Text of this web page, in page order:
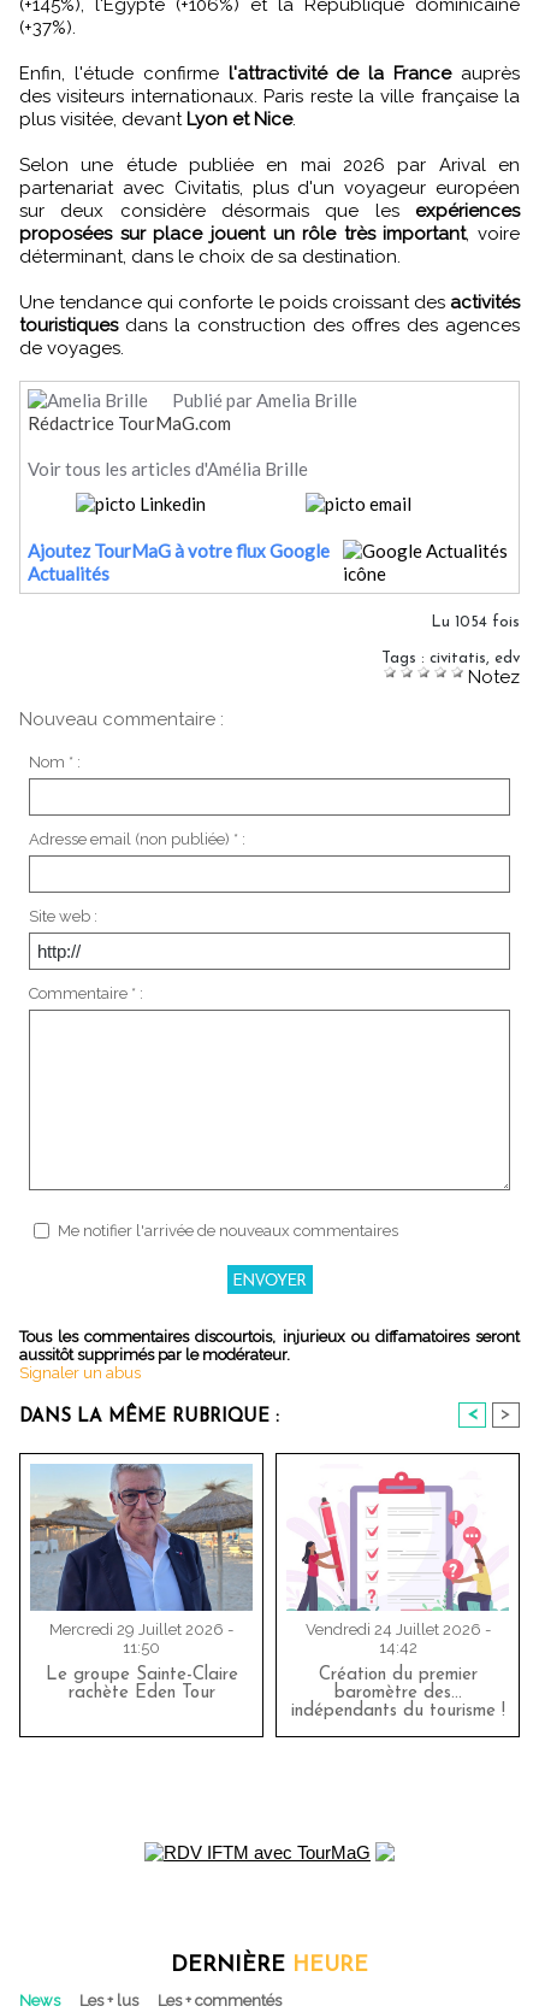
(+145%), l'Égypte (+106%) et la République dominicaine
(+37%).
Enfin, l'étude confirme l'attractivité de la Franceauprès
des visiteurs internationaux. Paris reste la ville française la
plus visitée, devant Lyon et Nice.
Selon une étude publiée en mai 2026 par Arival en
partenariat avec Civitatis, plus d'un voyageur européen
sur deux considère désormais que les expériences
proposées sur place jouent un rôle très important, voire
déterminant, dans le choix de sa destination.
Une tendance qui conforte le poids croissant des activités
touristiquesdans la construction des offres des agences
de voyages.
Publié par Amelia Brille
Rédactrice TourMaG.com
Voir tous les articles d'Amélia Brille
Ajoutez TourMaG à votre flux Google
Actualités
Lu 1054 fois
Tags : civitatis, edv
Notez
Nouveau commentaire :
Nom * :
Adresse email (non publiée) * :
Site web :
Commentaire * :
Me notifier l'arrivée de nouveaux commentaires
Tous les commentaires discourtois, injurieux ou diffamatoires seront
aussitôt supprimés par le modérateur.
Signaler un abus
DANS LA MÊME RUBRIQUE : < >
Mercredi 29 Juillet 2026 -
11:50
Le groupe Sainte-Claire
rachète Eden Tour
Vendredi 24 Juillet 2026 -
14:42
Création du premier
baromètre des…
indépendants du tourisme !
DERNIÈRE HEURE
News Les + lus Les + commentés